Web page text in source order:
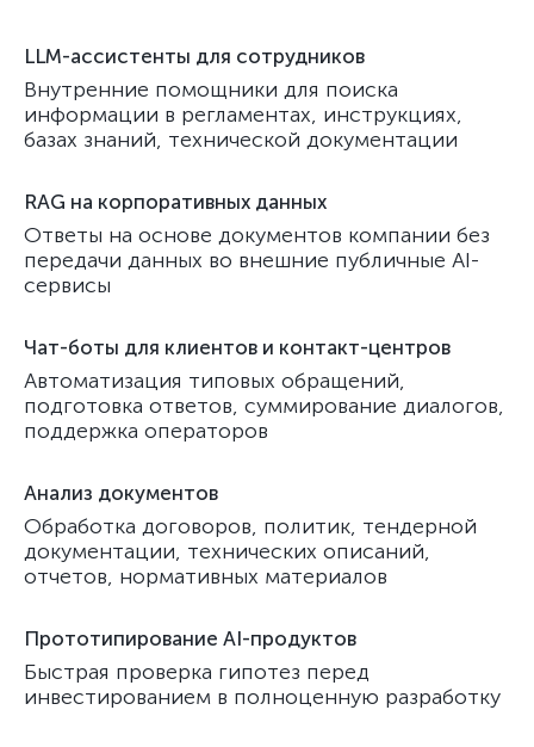
LLM-ассистенты для сотрудников
Внутренние помощники для поиска
информации в регламентах, инструкциях,
базах знаний, технической документации
RAG на корпоративных данных
Ответы на основе документов компании без
передачи данных во внешние публичные AI-
сервисы
Чат-боты для клиентов и контакт-центров
Автоматизация типовых обращений,
подготовка ответов, суммирование диалогов,
поддержка операторов
Анализ документов
Обработка договоров, политик, тендерной
документации, технических описаний,
отчетов, нормативных материалов
Прототипирование AI-продуктов
Быстрая проверка гипотез перед
инвестированием в полноценную разработку